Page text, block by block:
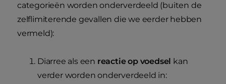
categorieën worden onderverdeeld (buiten de
zelflimiterende gevallen die we eerder hebben
vermeld):
Diarree als een reactie op voedsel kan
verder worden onderverdeeld in: